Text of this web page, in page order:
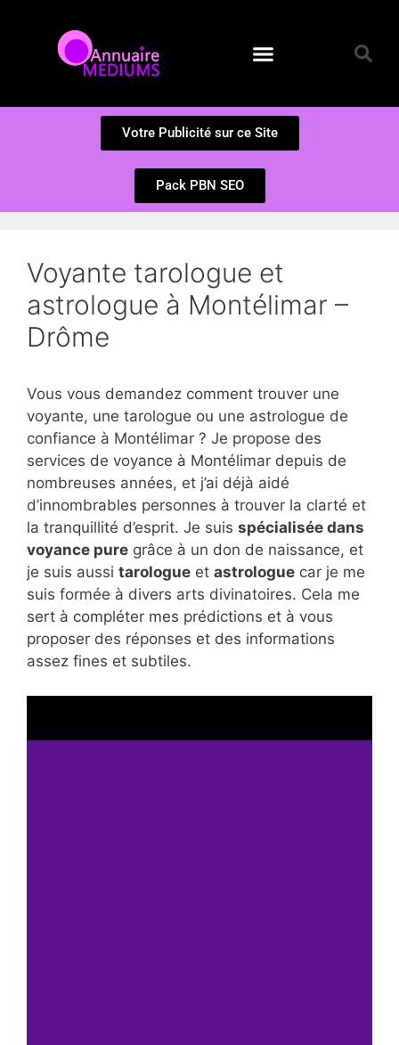
Votre Publicité sur ce Site
Pack PBN SEO
Voyante tarologue et
astrologue à Montélimar –
Drôme
Vous vous demandez comment trouver une
voyante, une tarologue ou une astrologue de
confiance à Montélimar ? Je propose des
services de voyance à Montélimar depuis de
nombreuses années, et j’ai déjà aidé
d’innombrables personnes à trouver la clarté et
la tranquillité d’esprit. Je suis spécialisée dans
voyance pure grâce à un don de naissance, et
je suis aussi tarologue et astrologue car je me
suis formée à divers arts divinatoires. Cela me
sert à compléter mes prédictions et à vous
proposer des réponses et des informations
assez fines et subtiles.